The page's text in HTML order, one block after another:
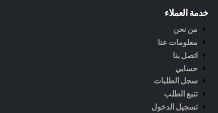
خدمة العملاء
من نحن
معلومات عنا
اتصل بنا
حسابي
سجل الطلبات
تتبع الطلب
تسجيل الدخول